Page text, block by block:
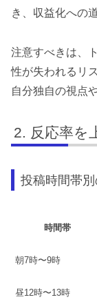
き、収益化への
注意すべきは、
性が失われるリ
自分独自の視点
反応率を
投稿時間帯
時間帯
朝7時〜9時
昼12時〜13時